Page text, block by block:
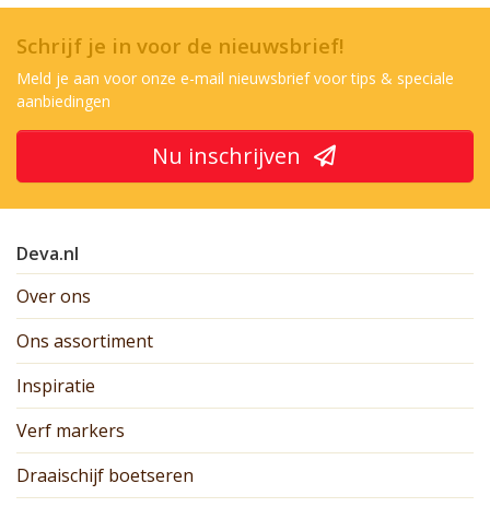
Schrijf je in voor de nieuwsbrief!
Meld je aan voor onze e-mail nieuwsbrief voor tips & speciale
aanbiedingen
Nu inschrijven
Deva.nl
Over ons
Ons assortiment
Inspiratie
Verf markers
Draaischijf boetseren